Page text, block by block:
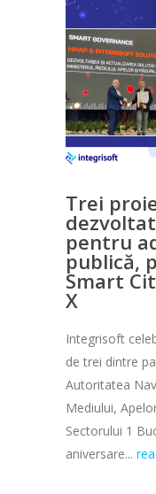
Trei
pentru
publică,
Smart
X
Integrisoft
de trei dintre
Autoritatea
Mediului,
Sectorului 1
aniversare...